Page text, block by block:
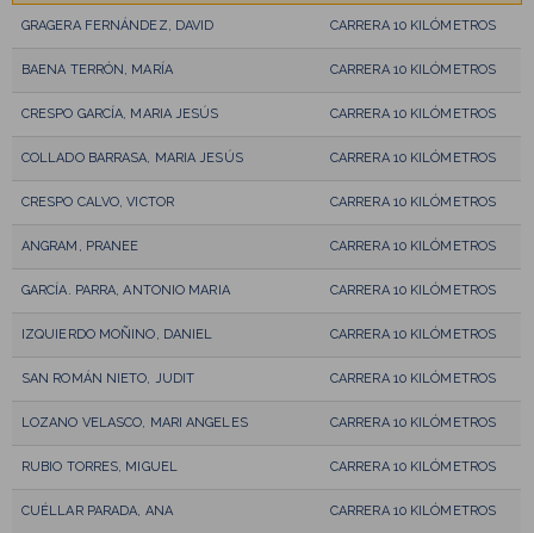
GRAGERA FERNÁNDEZ, DAVID CARRERA 10 KILÓMETROS
BAENA TERRÓN, MARÍA CARRERA 10 KILÓMETROS
CRESPO GARCÍA, MARIA JESÚS CARRERA 10 KILÓMETROS
COLLADO BARRASA, MARIA JESÚS CARRERA 10 KILÓMETROS
CRESPO CALVO, VICTOR CARRERA 10 KILÓMETROS
ANGRAM, PRANEE CARRERA 10 KILÓMETROS
GARCÍA. PARRA, ANTONIO MARIA CARRERA 10 KILÓMETROS
IZQUIERDO MOÑINO, DANIEL CARRERA 10 KILÓMETROS
SAN ROMÁN NIETO, JUDIT CARRERA 10 KILÓMETROS
LOZANO VELASCO, MARI ANGELES CARRERA 10 KILÓMETROS
RUBIO TORRES, MIGUEL CARRERA 10 KILÓMETROS
CUÉLLAR PARADA, ANA CARRERA 10 KILÓMETROS